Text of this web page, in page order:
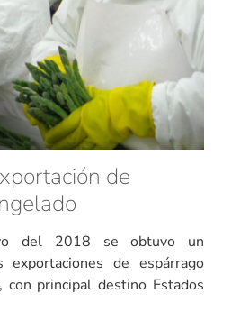
de
del 2018 se obtuvo un
de espárrago
con principal destino Estados